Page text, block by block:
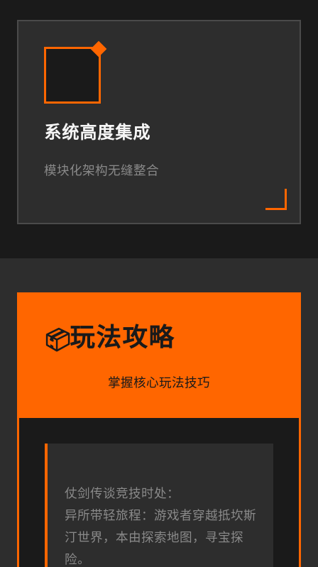
系统高度集成
模块化架构无缝整合
📦玩法攻略
掌握核心玩法技巧
仗剑传谈竞技时处：
异所带轻旅程：游戏者穿越抵坎斯
汀世界，本由探索地图，寻宝探
险。